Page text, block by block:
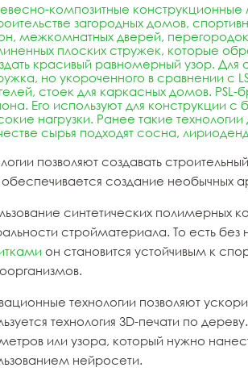
композитные конструкционные
загородных домов,
межкомнатных дверей, перегородок,
плоских стружек, которые
красивый равномерный узор. Для
но укороченного в сравнении с
стоек для каркасных домов.
Его используют для конструкции
нагрузки. Ранее такие
сырья подходят сосна,
позволяют создавать
создание необычных
синтетических полимерных
стройматериала. То есть
он становится устойчивым к
технологии позволяют
технология 3D-печати по
или узора, который нужно
нейросети.